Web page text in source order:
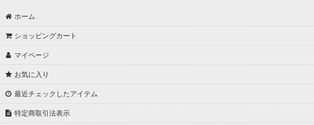
ホーム
ショッピングカート
マイページ
お気に入り
最近チェックしたアイテム
特定商取引法表示